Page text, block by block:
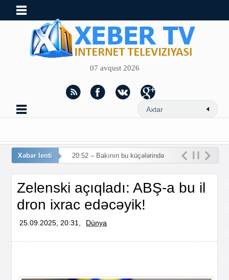
07 avqust 2026
Xəbər lenti 20:52 – Bakının bu küçələrində
Zelenski açıqladı: ABŞ-a bu il
dron ixrac edəcəyik!
25.09.2025, 20:31, Dünya